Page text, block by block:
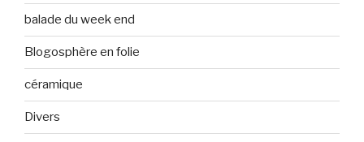
balade du week end
Blogosphère en folie
céramique
Divers